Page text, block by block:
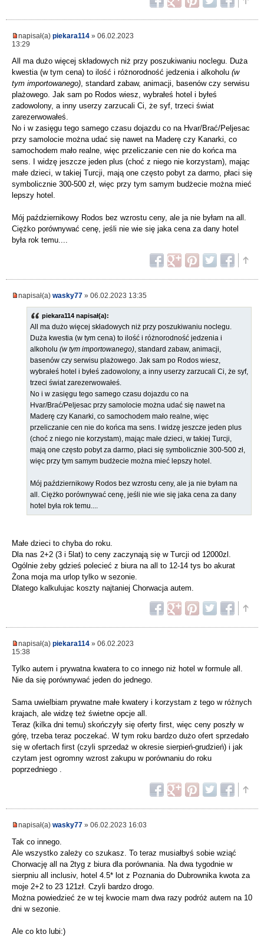
napisał(a) piekara114 » 06.02.2023
13:29
All ma dużo więcej składowych niż przy poszukiwaniu noclegu. Duża
kwestia (w tym cena) to ilość i różnorodność jedzenia i alkoholu (w
tym importowanego), standard zabaw, animacji, basenów czy serwisu
plażowego. Jak sam po Rodos wiesz, wybrałeś hotel i byłeś
zadowolony, a inny userzy zarzucali Ci, że syf, trzeci świat
zarezerwowałeś.
No i w zasięgu tego samego czasu dojazdu co na Hvar/Brać/Peljesac
przy samolocie można udać się nawet na Maderę czy Kanarki, co
samochodem mało realne, więc przeliczanie cen nie do końca ma
sens. I widzę jeszcze jeden plus (choć z niego nie korzystam), mając
małe dzieci, w takiej Turcji, mają one często pobyt za darmo, płaci się
symbolicznie 300-500 zł, więc przy tym samym budżecie można mieć
lepszy hotel.
Mój październikowy Rodos bez wzrostu ceny, ale ja nie byłam na all.
Ciężko porównywać cenę, jeśli nie wie się jaka cena za dany hotel
była rok temu....
napisał(a) wasky77 » 06.02.2023 13:35
piekara114 napisał(a):
All ma dużo więcej składowych niż przy poszukiwaniu noclegu.
Duża kwestia (w tym cena) to ilość i różnorodność jedzenia i
alkoholu (w tym importowanego), standard zabaw, animacji,
basenów czy serwisu plażowego. Jak sam po Rodos wiesz,
wybrałeś hotel i byłeś zadowolony, a inny userzy zarzucali Ci, że syf,
trzeci świat zarezerwowałeś.
No i w zasięgu tego samego czasu dojazdu co na
Hvar/Brać/Peljesac przy samolocie można udać się nawet na
Maderę czy Kanarki, co samochodem mało realne, więc
przeliczanie cen nie do końca ma sens. I widzę jeszcze jeden plus
(choć z niego nie korzystam), mając małe dzieci, w takiej Turcji,
mają one często pobyt za darmo, płaci się symbolicznie 300-500 zł,
więc przy tym samym budżecie można mieć lepszy hotel.
Mój październikowy Rodos bez wzrostu ceny, ale ja nie byłam na
all. Ciężko porównywać cenę, jeśli nie wie się jaka cena za dany
hotel była rok temu....
Małe dzieci to chyba do roku.
Dla nas 2+2 (3 i 5lat) to ceny zaczynają się w Turcji od 12000zl.
Ogólnie żeby gdzieś polecieć z biura na all to 12-14 tys bo akurat
Żona moja ma urlop tylko w sezonie.
Dlatego kalkulujac koszty najtaniej Chorwacja autem.
napisał(a) piekara114 » 06.02.2023
15:38
Tylko autem i prywatna kwatera to co innego niż hotel w formule all.
Nie da się porównywać jeden do jednego.
Sama uwielbiam prywatne małe kwatery i korzystam z tego w różnych
krajach, ale widzę też świetne opcje all.
Teraz (kilka dni temu) skończyły się oferty first, więc ceny poszły w
górę, trzeba teraz poczekać. W tym roku bardzo dużo ofert sprzedało
się w ofertach first (czyli sprzedaż w okresie sierpień-grudzień) i jak
czytam jest ogromny wzrost zakupu w porównaniu do roku
poprzedniego .
napisał(a) wasky77 » 06.02.2023 16:03
Tak co innego.
Ale wszystko zależy co szukasz. To teraz musiałbyś sobie wziąć
Chorwację all na 2tyg z biura dla porównania. Na dwa tygodnie w
sierpniu all inclusiv, hotel 4.5* lot z Poznania do Dubrownika kwota za
moje 2+2 to 23 121zł. Czyli bardzo drogo.
Można powiedzieć że w tej kwocie mam dwa razy podróż autem na 10
dni w sezonie.
Ale co kto lubi:)